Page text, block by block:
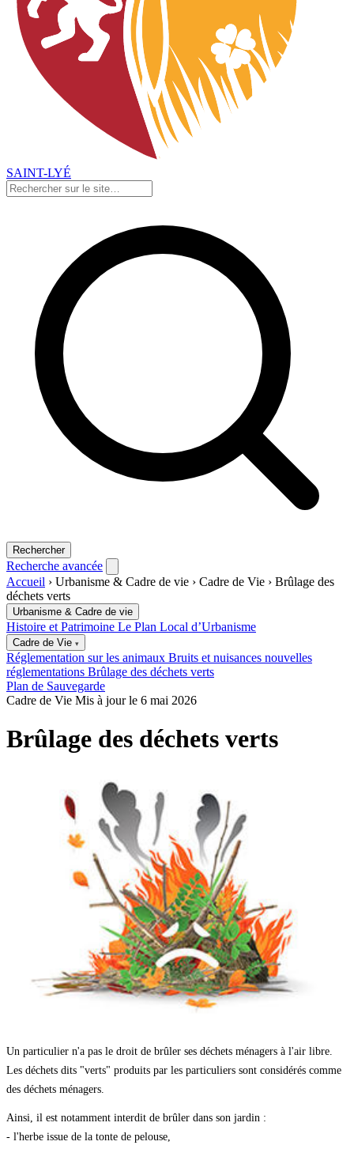
Recherche avancée
SAINT-LYÉ
Rechercher
Recherche avancée
Accueil › Urbanisme & Cadre de vie › Cadre de Vie › Brûlage des
déchets verts
Urbanisme & Cadre de vie
Histoire et Patrimoine Le Plan Local d’Urbanisme
Cadre de Vie ▾
Réglementation sur les animaux Bruits et nuisances nouvelles
réglementations Brûlage des déchets verts
Plan de Sauvegarde
Cadre de Vie Mis à jour le 6 mai 2026
Brûlage des déchets verts
Un particulier n'a pas le droit de brûler ses déchets ménagers à l'air libre.
Les déchets dits "verts" produits par les particuliers sont considérés comme
des déchets ménagers.
Ainsi, il est notamment interdit de brûler dans son jardin :
- l'herbe issue de la tonte de pelouse,